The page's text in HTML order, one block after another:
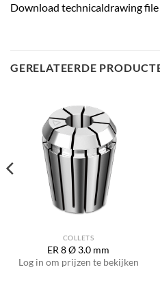
Download technicaldrawing
GERELATEERDE
COLLETS
ER 8 Ø 3.0 mm
Log in om prijzen te bekijken